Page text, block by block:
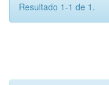
Resultado 1-1 de 1.